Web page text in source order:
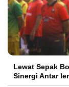
Lewat Sepak
Sinergi Antar